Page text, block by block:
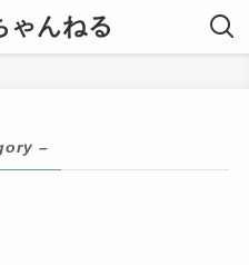
ゃんねる
–